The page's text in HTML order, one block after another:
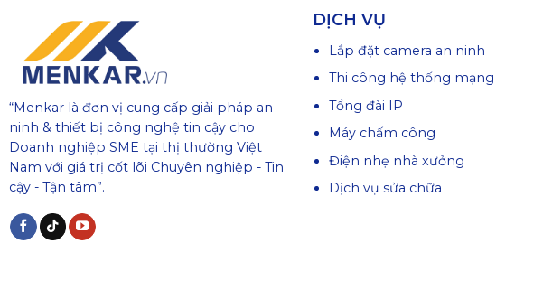
“Menkar là đơn vị cung cấp giải pháp an
ninh & thiết bị công nghệ tin cậy cho
Doanh nghiệp SME tại thị thường Việt
Nam với giá trị cốt lõi Chuyên nghiệp - Tin
cậy - Tận tâm”.
DỊCH VỤ
Lắp đặt camera an ninh
Thi công hệ thống mạng
Tổng đài IP
Máy chấm công
Điện nhẹ nhà xưởng
Dịch vụ sửa chữa